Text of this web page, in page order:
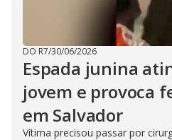
DO R7/30/06/2026
Espada junina
jovem e provoca
em Salvador
Vítima precisou passar por